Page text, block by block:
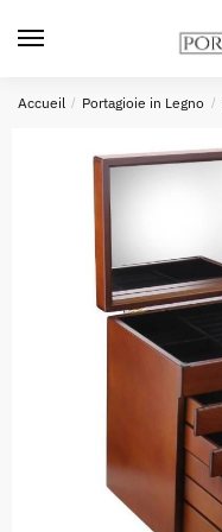
Accueil / Portagioie in Legno /